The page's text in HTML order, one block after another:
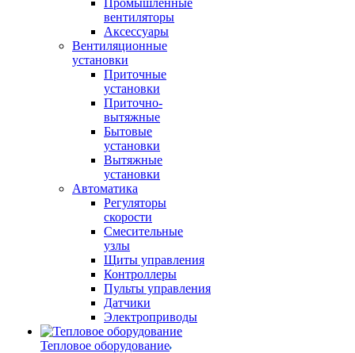
Промышленные
вентиляторы
Аксессуары
Вентиляционные
установки
Приточные
установки
Приточно-
вытяжные
Бытовые
установки
Вытяжные
установки
Автоматика
Регуляторы
скорости
Смесительные
узлы
Щиты управления
Контроллеры
Пульты управления
Датчики
Электроприводы
Тепловое оборудование